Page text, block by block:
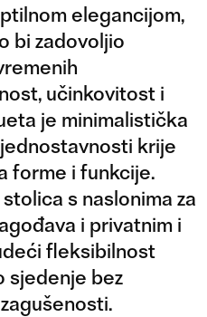
elegancijom,
bi zadovoljio
učinkovitost i
je minimalistička
krije
forme i funkcije.
s naslonima za
i privatnim i
fleksibilnost
sjedenje bez